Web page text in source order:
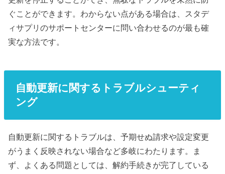
ぐことができます。わからない点がある場合は、スタデ
ィサプリのサポートセンターに問い合わせるのが最も確
実な方法です。
自動更新に関するトラブルシューティ
ング
自動更新に関するトラブルは、予期せぬ請求や設定変更
がうまく反映されない場合など多岐にわたります。ま
ず、よくある問題としては、解約手続きが完了している